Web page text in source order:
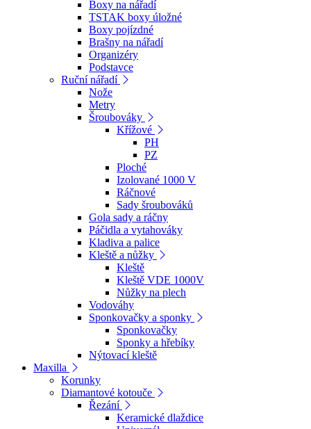
Boxy na nářadí
TSTAK boxy úložné
Boxy pojízdné
Brašny na nářadí
Organizéry
Podstavce
Ruční nářadí
Nože
Metry
Šroubováky
Křížové
PH
PZ
Ploché
Izolované 1000 V
Ráčnové
Sady šroubováků
Gola sady a ráčny
Páčidla a vytahováky
Kladiva a palice
Kleště a nůžky
Kleště
Kleště VDE 1000V
Nůžky na plech
Vodováhy
Sponkovačky a sponky
Sponkovačky
Sponky a hřebíky
Nýtovací kleště
Maxilla
Korunky
Diamantové kotouče
Řezání
Keramické dlaždice